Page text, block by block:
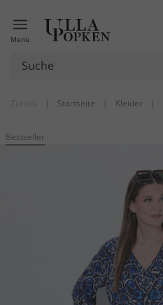
Menü
| Startseite | Kleider |
Bestseller